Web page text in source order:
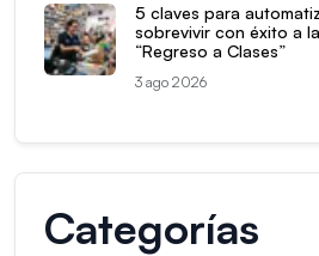
5 claves para
sobrevivir con éxito a
“Regreso a Clases”
3 ago 2026
Categorías